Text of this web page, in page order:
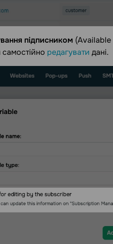
підписником
редагувати дані.